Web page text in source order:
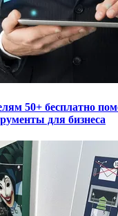
50+ бесплатно
для бизнеса